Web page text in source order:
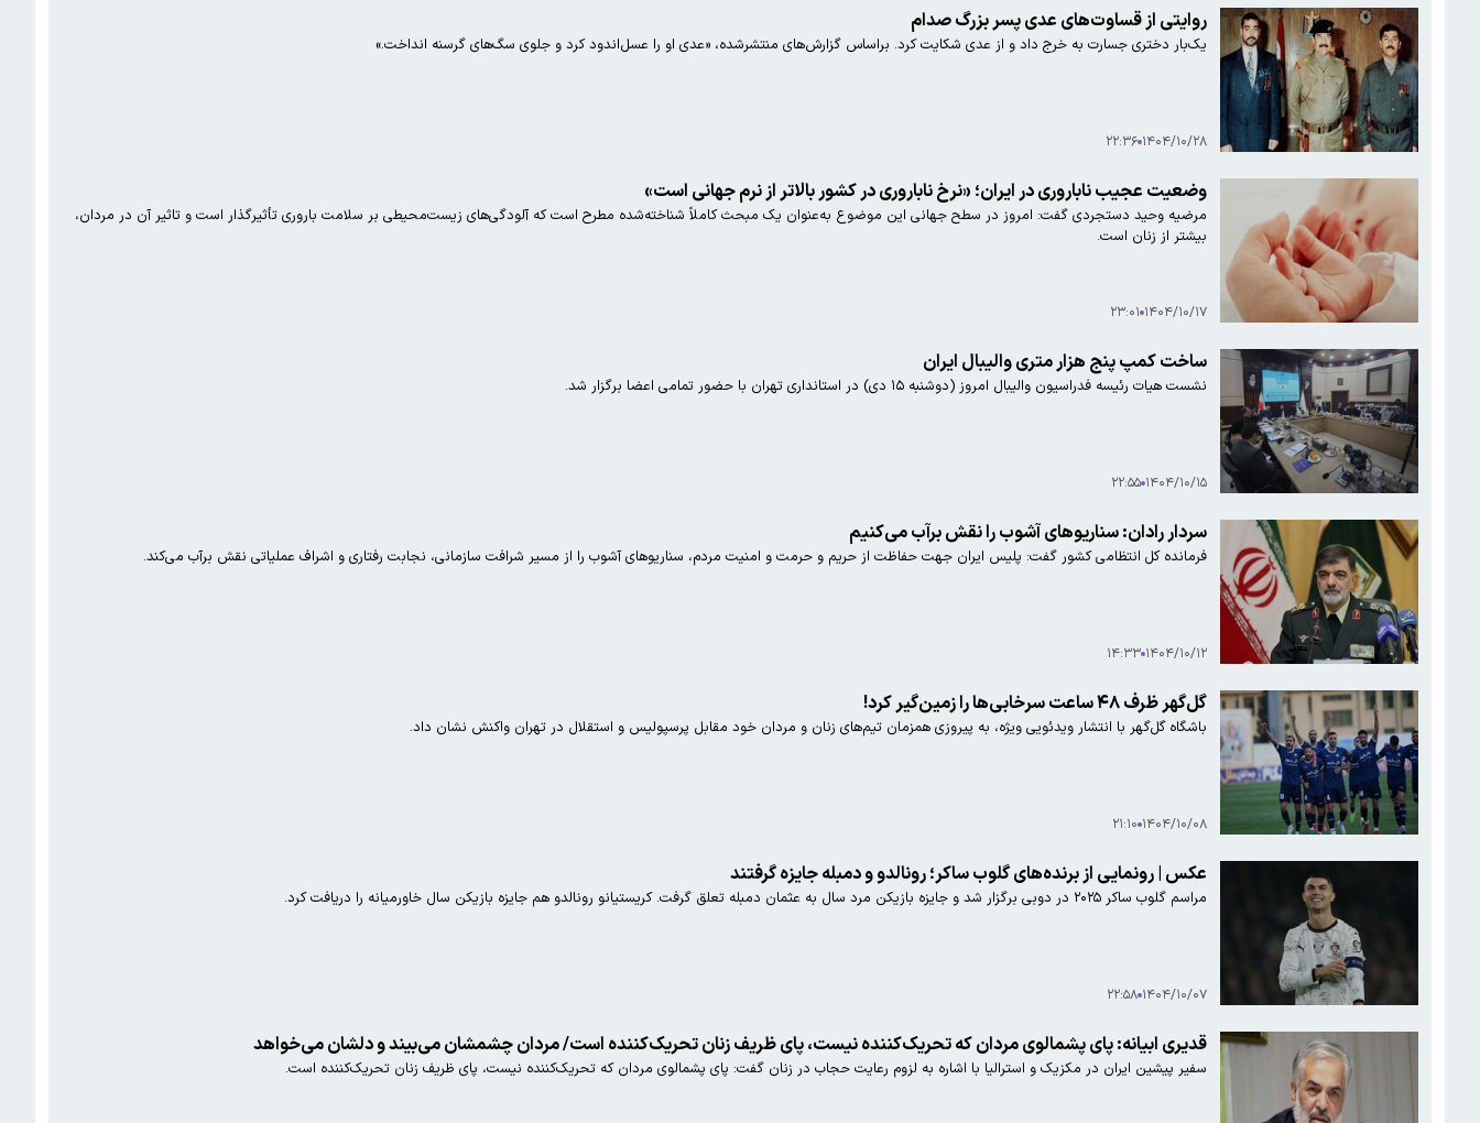
روایتی از قساوت‌های عدی پسر بزرگ صدام
یک‌بار دختری جسارت به خرج داد و از عدی شکایت کرد. براساس گزارش‌های منتشرشده، «عدی او را عسل‌اندود کرد و جلوی سگ‌های گرسنه انداخت.»
۱۴۰۴/۱۰/۲۸ ۲۲:۳۶
وضعیت عجیب ناباروری در ایران؛ «نرخ ناباروری در کشور بالاتر از نرم جهانی است»
مرضیه وحید دستجردی گفت: امروز در سطح جهانی این موضوع به‌عنوان یک مبحث کاملاً شناخته‌شده مطرح است که آلودگی‌های زیست‌محیطی بر سلامت باروری تأثیرگذار است و تاثیر آن در مردان،
بیشتر از زنان است.
۱۴۰۴/۱۰/۱۷ ۲۳:۰۱
ساخت کمپ پنج هزار متری والیبال ایران
نشست هیات رئیسه فدراسیون والیبال امروز (دوشنبه ۱۵ دی) در استانداری تهران با حضور تمامی اعضا برگزار شد.
۱۴۰۴/۱۰/۱۵ ۲۲:۵۵
سردار رادان: سناریوهای آشوب را نقش برآب می‌کنیم
فرمانده کل انتظامی کشور گفت: پلیس ایران جهت حفاظت از حریم و حرمت و امنیت مردم‌، سناریوهای آشوب را از مسیر شرافت سازمانی، نجابت رفتاری و اشراف عملیاتی نقش برآب می‌کند.
۱۴۰۴/۱۰/۱۲ ۱۴:۳۳
گل‌گهر ظرف ۴۸ ساعت سرخابی‌ها را زمین‌گیر کرد!
باشگاه گل‌گهر با انتشار ویدئویی ویژه، به پیروزی همزمان تیم‌های زنان و مردان خود مقابل پرسپولیس و استقلال در تهران واکنش نشان داد.
۱۴۰۴/۱۰/۰۸ ۲۱:۱۰
عکس | رونمایی از برنده‌های گلوب ساکر؛ رونالدو و دمبله جایزه گرفتند
مراسم گلوب ساکر ۲۰۲۵ در دوبی برگزار شد و جایزه بازیکن مرد سال به عثمان دمبله تعلق گرفت. کریستیانو رونالدو هم جایزه بازیکن سال خاورمیانه را دریافت کرد.
۱۴۰۴/۱۰/۰۷ ۲۲:۵۸
قدیری ابیانه: پای پشمالوی مردان که تحریک‌کننده نیست، پای ظریف زنان تحریک‌کننده است/ مردان چشمشان می‌بیند و دلشان می‌خواهد
سفیر پیشین ایران در مکزیک و استرالیا با اشاره به لزوم رعایت حجاب در زنان گفت: پای پشمالوی مردان که تحریک‌کننده نیست، پای ظریف زنان تحریک‌کننده است.